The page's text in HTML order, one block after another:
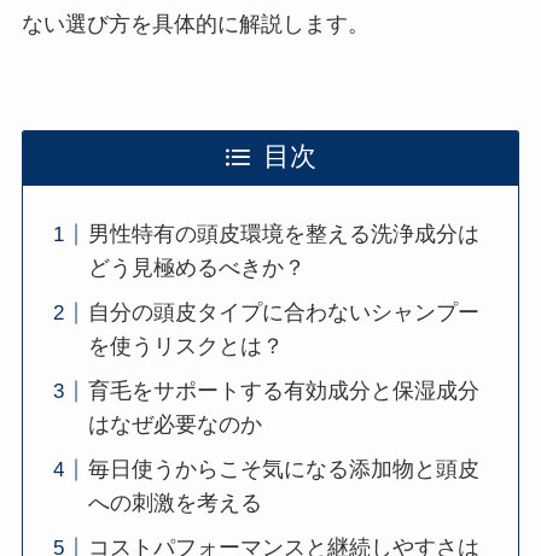
ない選び方を具体的に解説します。
目次
男性特有の頭皮環境を整える洗浄成分は
どう見極めるべきか？
自分の頭皮タイプに合わないシャンプー
を使うリスクとは？
育毛をサポートする有効成分と保湿成分
はなぜ必要なのか
毎日使うからこそ気になる添加物と頭皮
への刺激を考える
コストパフォーマンスと継続しやすさは